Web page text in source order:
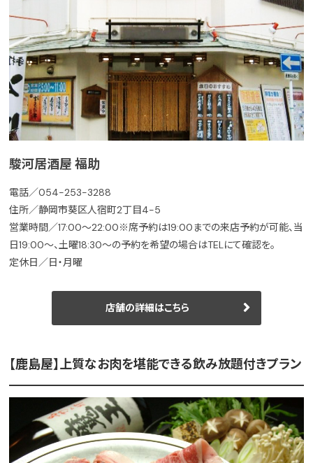
駿河居酒屋 福助
電話／054-253-3288
住所／静岡市葵区人宿町2丁目4-5
営業時間／17:00～22:00※席予約は19:00までの来店予約が可能、当
日19:00～、土曜18:30〜の予約を希望の場合はTELにて確認を。
定休日／日・月曜
店舗の詳細はこちら
【鹿島屋】上質なお肉を堪能できる飲み放題付きプラン